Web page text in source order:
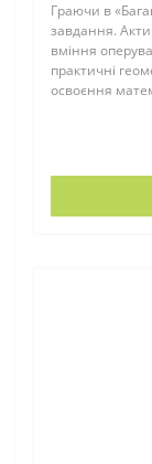
Граючи в
завдання.
вміння
практичні
освоєння